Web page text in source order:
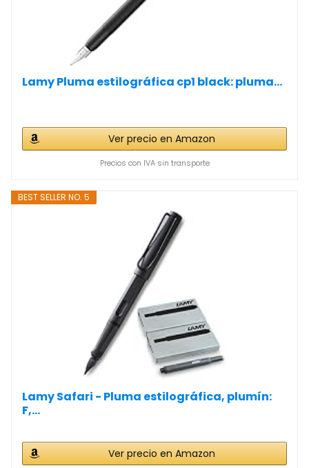
Lamy Pluma estilográfica cp1 black: pluma...
Ver precio en Amazon
Precios con IVA sin transporte
BEST SELLER NO. 5
Lamy Safari - Pluma estilográfica, plumín:
F,...
Ver precio en Amazon